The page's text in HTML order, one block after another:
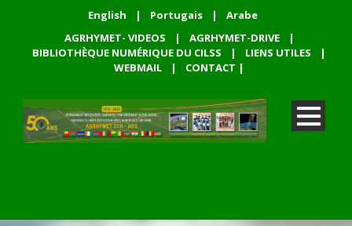
English | Portugais |
Arabe
AGRHYMET- VIDEOS
| AGRHYMET-DRIVE
|
BIBLIOTHÈQUE NUMÉRIQUE DU CILSS
| LIENS UTILES
|
WEBMAIL
| CONTACT |